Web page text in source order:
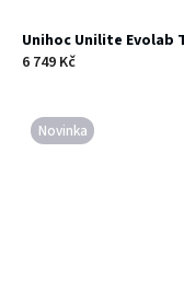
Unihoc Unilite Evolab
6 749 Kč
Novinka